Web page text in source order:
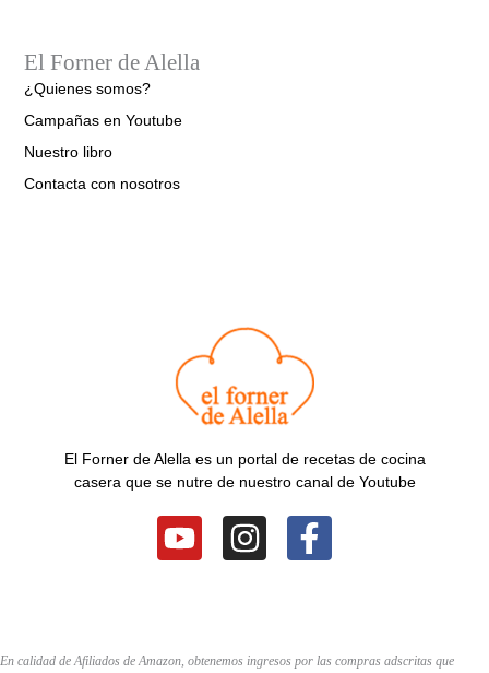
El Forner de Alella es un portal de recetas de cocina
casera que se nutre de nuestro canal de Youtube
Y
o
u
I
n
a
F
a
b
El Forner de Alella
¿Quienes somos?
Campañas en Youtube
Nuestro libro
Contacta con nosotros
En calidad de Afiliados de Amazon, obtenemos ingresos por las compras adscritas que